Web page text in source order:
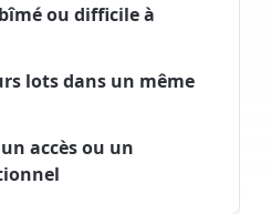
ou difficile à
lots dans un même
accès ou un